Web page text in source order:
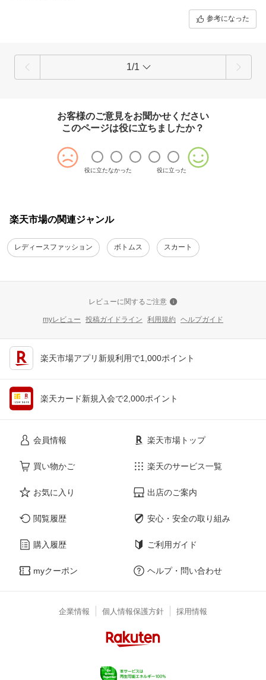
参考になった
1/1
お客様のご意見をお聞かせください
このページは役に立ちましたか？
役に立たなかった 役に立った
楽天市場の関連ジャンル
レディースファッション ボトムス スカート
レビューに関するご注意
myレビュー 投稿ガイドライン 利用規約 ヘルプガイド
楽天市場アプリ新規利用で1,000ポイント
楽天カード新規入会で2,000ポイント
会員情報
買い物かご
お気に入り
閲覧履歴
購入履歴
myクーポン
楽天市場トップ
楽天のサービス一覧
出店のご案内
安心・安全の取り組み
ご利用ガイド
ヘルプ・問い合わせ
企業情報 個人情報保護方針 採用情報